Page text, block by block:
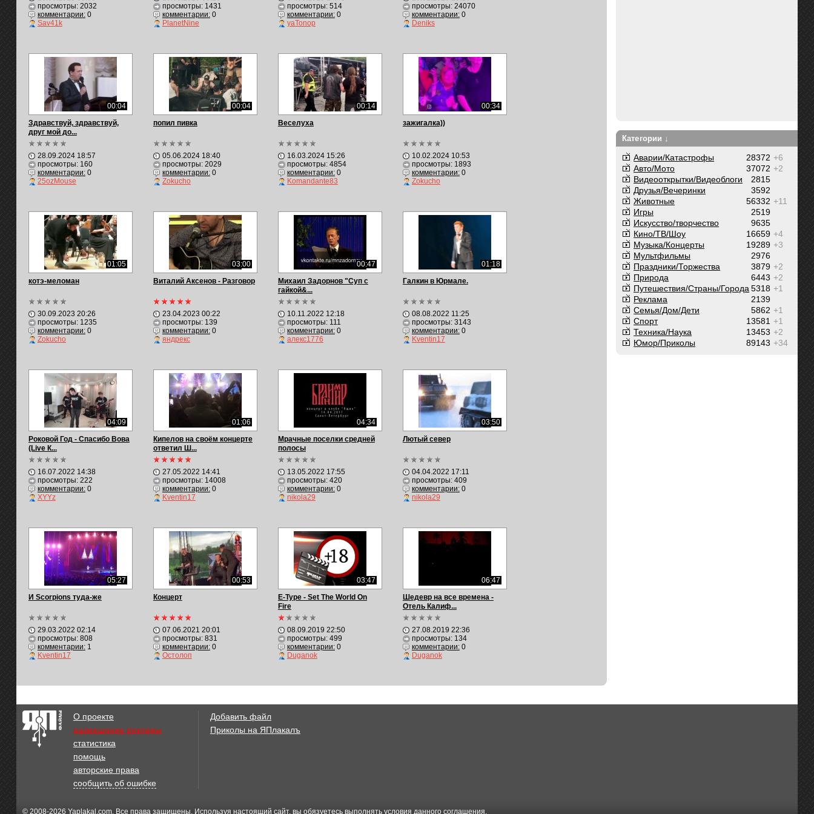
просмотры: 2032
комментарии:0
Sav41k
просмотры: 1431
комментарии:0
PlanetNine
просмотры: 514
комментарии:0
yaTonop
просмотры: 24070
комментарии:0
Deniks
00:04
Здравствуй, здравствуй,
друг мой до...
28.09.2024 18:57
просмотры: 160
комментарии:0
25ozMouse
00:04
попил пивка
05.06.2024 18:40
просмотры: 2029
комментарии:0
Zokucho
00:14
Веселуха
16.03.2024 15:26
просмотры: 4854
комментарии:0
Komandante83
00:34
зажигалка))
10.02.2024 10:53
просмотры: 1893
комментарии:0
Zokucho
01:05
котэ-меломан
30.09.2023 20:26
просмотры: 1235
комментарии:0
Zokucho
03:00
Виталий Аксенов - Разговор
23.04.2023 00:22
просмотры: 139
комментарии:0
яндрекс
00:47
Михаил Задорнов "Суп с
гайкой&...
10.11.2022 12:18
просмотры: 111
комментарии:0
алекс1776
01:18
Галкин в Юрмале.
08.08.2022 11:25
просмотры: 3143
комментарии:0
Kventin17
04:09
Роковой Год - Спасибо Вова
(Live К...
16.07.2022 14:38
просмотры: 222
комментарии:0
XYYz
01:06
Кипелов на своём концерте
ответил Ш...
27.05.2022 14:41
просмотры: 14008
комментарии:0
Kventin17
04:34
Мрачные поселки средней
полосы
13.05.2022 17:55
просмотры: 420
комментарии:0
nikola29
03:50
Лютый север
04.04.2022 17:11
просмотры: 409
комментарии:0
nikola29
05:27
И Scorpions туда-же
29.03.2022 02:14
просмотры: 808
комментарии:1
Kventin17
00:53
Концерт
07.06.2021 20:01
просмотры: 831
комментарии:0
Остолоп
03:47
E-Type - Set The World On
Fire
08.09.2019 22:50
просмотры: 499
комментарии:0
Duganok
06:47
Шедевр на все времена -
Отель Калиф...
27.08.2019 22:36
просмотры: 134
комментарии:0
Duganok
Категории ↓
+6
28372
Аварии/Катастрофы
+2
37072
Авто/Мото
2815
Видеооткрытки/Видеоблоги
3592
Друзья/Вечеринки
+11
56332
Животные
2519
Игры
9635
Искусство/творчество
+4
16659
Кино/ТВ/Шоу
+3
19289
Музыка/Концерты
2976
Мультфильмы
+2
3879
Праздники/Торжества
+2
6443
Природа
+1
5318
Путешествия/Cтраны/Города
2139
Реклама
+1
5862
Семья/Дом/Дети
+1
13581
Спорт
+2
13453
Техника/Наука
+34
89143
Юмор/Приколы
О проекте
размещение рекламы
статистика
помощь
авторские права
сообщить об ошибке
Добавить файл
Приколы на ЯПлакалъ
© 2008-2026 Yaplakal.com. Все права защищены. Используя настоящий сайт, вы обязуетесь выполнять условия данного соглашения.